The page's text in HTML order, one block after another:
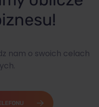
nam o swoich celach